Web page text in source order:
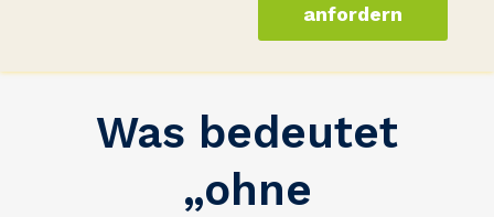
anfordern
Was bedeutet
„ohne